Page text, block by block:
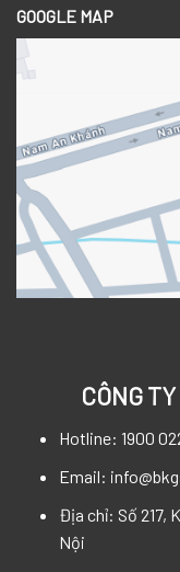
CÔNG
Hotline: 1900
Email:
Địa chỉ: Số 217,
Nội
GOOGLE MAP